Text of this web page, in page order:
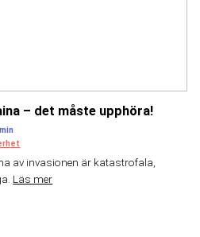
– det måste upphöra!
av invasionen är katastrofala,
Läs mer